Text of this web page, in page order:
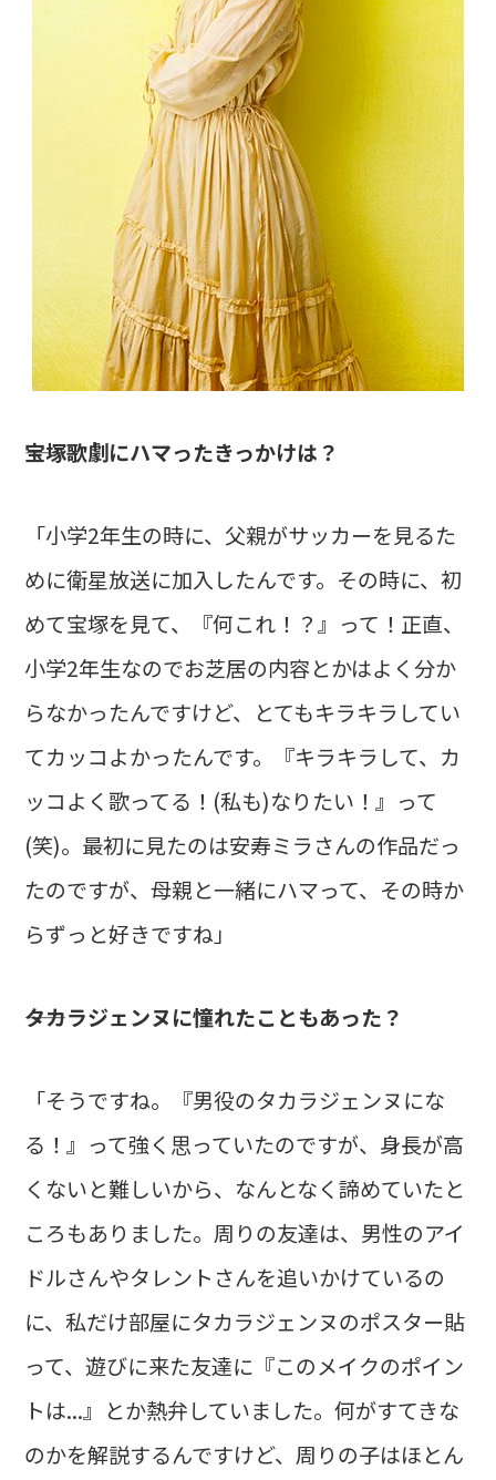
――宝塚歌劇にハマったきっかけは？
「小学2年生の時に、父親がサッカーを見るた
めに衛星放送に加入したんです。その時に、初
めて宝塚を見て、『何これ！？』って！正直、
小学2年生なのでお芝居の内容とかはよく分か
らなかったんですけど、とてもキラキラしてい
てカッコよかったんです。『キラキラして、カ
ッコよく歌ってる！(私も)なりたい！』って
(笑)。最初に見たのは安寿ミラさんの作品だっ
たのですが、母親と一緒にハマって、その時か
らずっと好きですね」
――タカラジェンヌに憧れたこともあった？
「そうですね。『男役のタカラジェンヌにな
る！』って強く思っていたのですが、身長が高
くないと難しいから、なんとなく諦めていたと
ころもありました。周りの友達は、男性のアイ
ドルさんやタレントさんを追いかけているの
に、私だけ部屋にタカラジェンヌのポスター貼
って、遊びに来た友達に『このメイクのポイン
トは...』とか熱弁していました。何がすてきな
のかを解説するんですけど、周りの子はほとん